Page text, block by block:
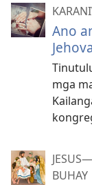
Ano
mga
BUHAY